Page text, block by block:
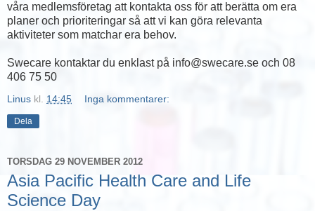
våra medlemsföretag att kontakta oss för att berätta om era
planer och prioriteringar så att vi kan göra relevanta
aktiviteter som matchar era behov.
Swecare kontaktar du enklast på info@swecare.se och 08
406 75 50
Linus kl. 14:45 Inga kommentarer:
Dela
TORSDAG 29 NOVEMBER 2012
Asia Pacific Health Care and Life
Science Day